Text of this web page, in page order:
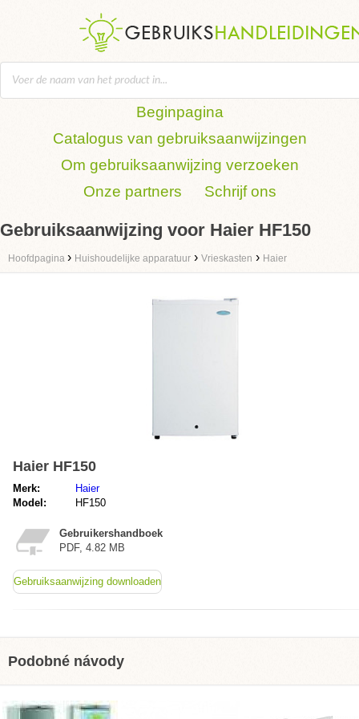
Beginpagina
Catalogus van gebruiksaanwijzingen
Om gebruiksaanwijzing verzoeken
Onze partners
Schrijf ons
Gebruiksaanwijzing voor Haier HF150
Hoofdpagina › Huishoudelijke apparatuur › Vrieskasten › Haier
Haier HF150
Merk:
Haier
Model:
HF150
Gebruikershandboek
PDF, 4.82 MB
Gebruiksaanwijzing downloaden
Podobné návody